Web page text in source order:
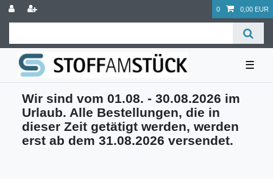
0 0,00 EUR
☰
Wir sind vom 01.08. - 30.08.2026 im
Urlaub. Alle Bestellungen, die in
dieser Zeit getätigt werden, werden
erst ab dem 31.08.2026 versendet.